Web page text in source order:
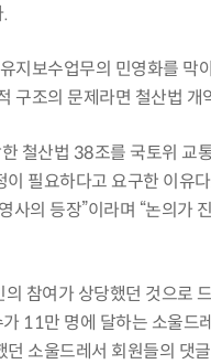
.
지보수업무의 민영화를 막
구조의 문제라면 철산법
철산법 38조를 국토위 교
필요하다고 요구한 이유다
사의 등장”이라며 “논의가
참여가 상당했던 것으로
11만 명에 달하는 소울드
소울드레서 회원들의 댓